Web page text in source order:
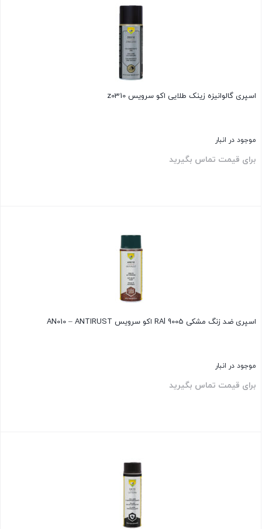
اسپری گالوانیزه زینک طلایی اکو سرویس z0310
موجود در انبار
برای قیمت تماس بگیرید
اسپری ضد زنگ مشکی RAl 9005 اکو سرویس AN010 – ANTIRUST
موجود در انبار
برای قیمت تماس بگیرید